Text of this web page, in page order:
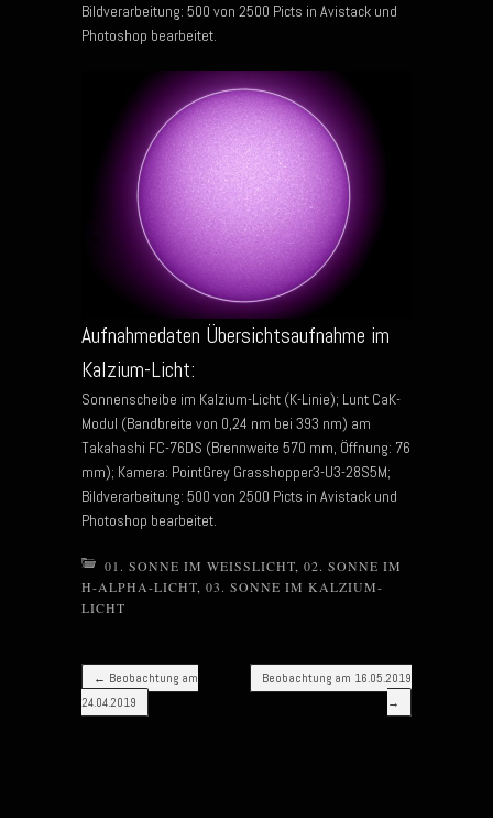
Bildverarbeitung: 500 von 2500 Picts in Avistack und
Photoshop bearbeitet.
Aufnahmedaten Übersichtsaufnahme im
Kalzium-Licht:
Sonnenscheibe im Kalzium-Licht (K-Linie); Lunt CaK-
Modul (Bandbreite von 0,24 nm bei 393 nm) am
Takahashi FC-76DS (Brennweite 570 mm, Öffnung: 76
mm); Kamera: PointGrey Grasshopper3-U3-28S5M;
Bildverarbeitung: 500 von 2500 Picts in Avistack und
Photoshop bearbeitet.
01. SONNE IM WEISSLICHT 02. SONNE IM
H-ALPHA-LICHT 03. SONNE IM KALZIUM-
LICHT
Post navigation
← Beobachtung am
24.04.2019
Beobachtung am 16.05.2019
→